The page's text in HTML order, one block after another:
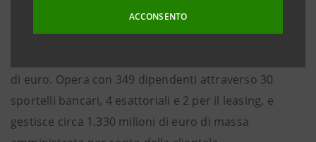
ACCONSENTO
La Cassa di Risparmio di Terni e Narni ha chiuso
di euro. Opera con 349 dipendenti attraverso 30
sportelli bancari, 4 esattoriali e 2 per il leasing, e
gestisce circa 1.330 milioni di euro di massa